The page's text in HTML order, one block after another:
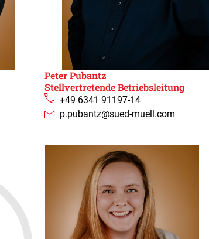
Peter Pubantz​
Stellvertretende Betriebsleitung
+49 6341 91197-14
p.pubantz@sued-muell.com